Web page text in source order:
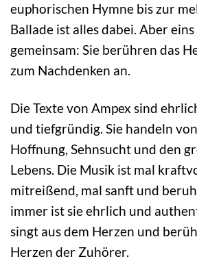
euphorischen Hymne bis zur
Ballade ist alles dabei. Aber
gemeinsam: Sie berühren das
zum Nachdenken an.
Die Texte von Ampex sind
und tiefgründig. Sie handeln
Hoffnung, Sehnsucht und den
Lebens. Die Musik ist mal
mitreißend, mal sanft und
immer ist sie ehrlich und
singt aus dem Herzen und
Herzen der Zuhörer.